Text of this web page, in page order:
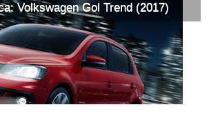
Volkswagen Gol Trend (2017)